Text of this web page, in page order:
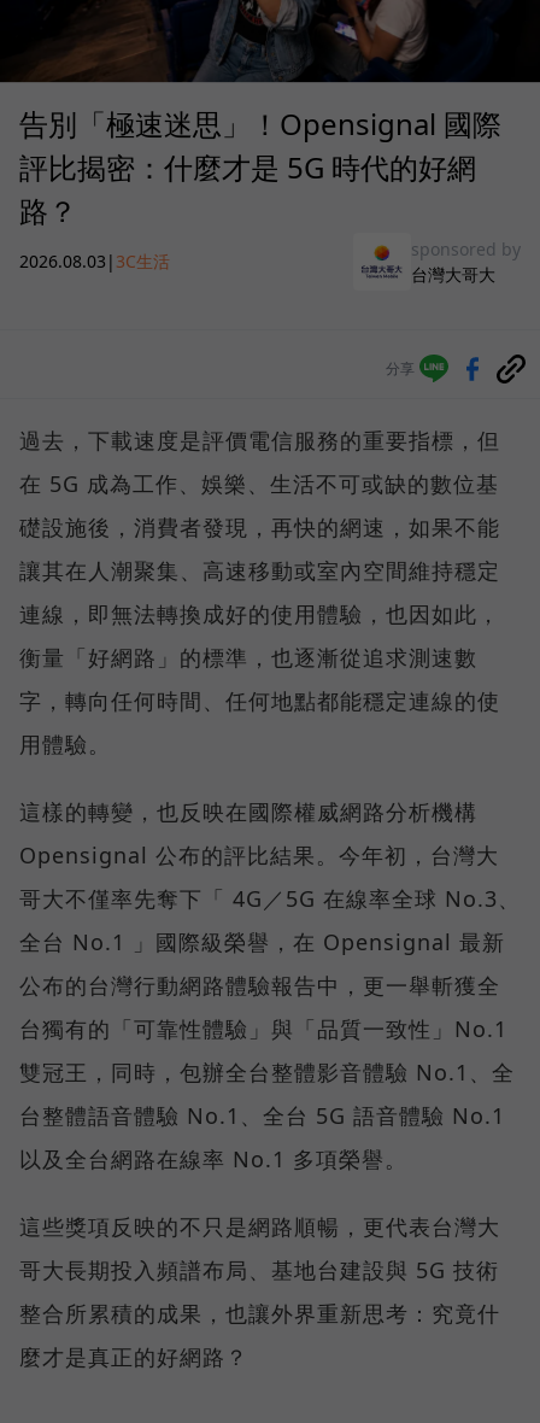
告別「極速迷思」！Opensignal 國際
評比揭密：什麼才是 5G 時代的好網
路？
2026.08.03 | 3C生活
sponsored by
台灣大哥大
分享
過去，下載速度是評價電信服務的重要指標，但
在 5G 成為工作、娛樂、生活不可或缺的數位基
礎設施後，消費者發現，再快的網速，如果不能
讓其在人潮聚集、高速移動或室內空間維持穩定
連線，即無法轉換成好的使用體驗，也因如此，
衡量「好網路」的標準，也逐漸從追求測速數
字，轉向任何時間、任何地點都能穩定連線的使
用體驗。
這樣的轉變，也反映在國際權威網路分析機構
Opensignal 公布的評比結果。今年初，台灣大
哥大不僅率先奪下「 4G／5G 在線率全球 No.3、
全台 No.1 」國際級榮譽，在 Opensignal 最新
公布的台灣行動網路體驗報告中，更一舉斬獲全
台獨有的「可靠性體驗」與「品質一致性」No.1
雙冠王，同時，包辦全台整體影音體驗 No.1、全
台整體語音體驗 No.1、全台 5G 語音體驗 No.1
以及全台網路在線率 No.1 多項榮譽。
這些獎項反映的不只是網路順暢，更代表台灣大
哥大長期投入頻譜布局、基地台建設與 5G 技術
整合所累積的成果，也讓外界重新思考：究竟什
麼才是真正的好網路？